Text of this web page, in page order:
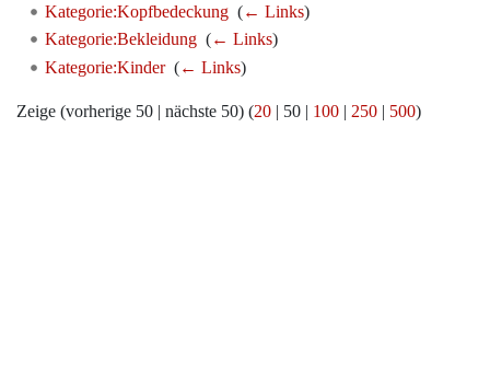
Kategorie:Kopfbedeckung‎ (← Links)
Kategorie:Bekleidung‎ (← Links)
Kategorie:Kinder‎ (← Links)
Zeige (vorherige 50 | nächste 50) (20 | 50 | 100 | 250 | 500)